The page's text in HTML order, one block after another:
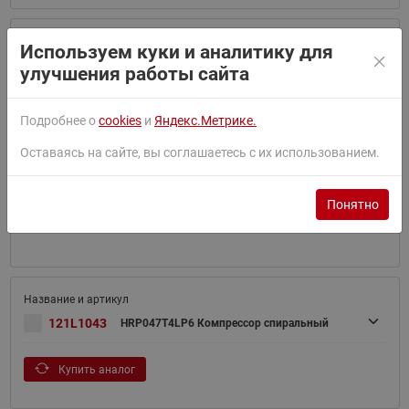
121L1013 HRP040T4LP6 Компрессор спиральный
121L1043 HRP047T4LP6 Компрессор спиральный
Купить аналог
Используем куки и аналитику для
улучшения работы сайта
Подробнее оcookies и Яндекс.Метрике.
Оставаясь на сайте, вы соглашаетесь с их использованием.
Понятно